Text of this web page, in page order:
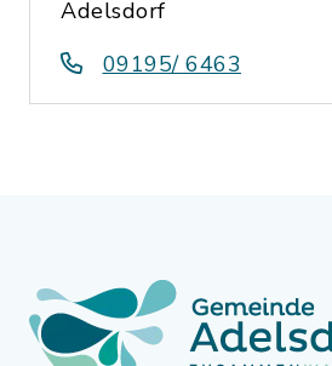
Adelsdorf
09195/ 6463